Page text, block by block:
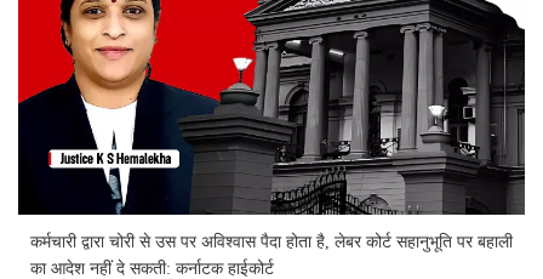
कर्मचारी द्वारा चोरी से उस पर अविश्वास पैदा होता है, लेबर कोर्ट सहानुभूति पर बहाली
का आदेश नहीं दे सकती: कर्नाटक हाईकोर्ट